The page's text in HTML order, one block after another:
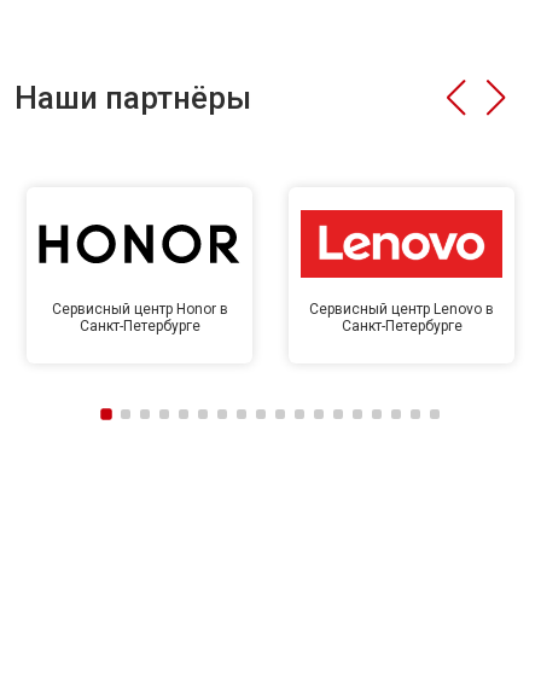
Наши партнёры
Сервисный центр Honor в
Санкт-Петербурге
Сервисный центр Lenovo в
Санкт-Петербурге